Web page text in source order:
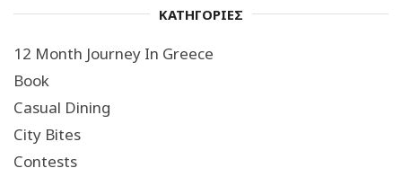
ΚΑΤΗΓΟΡΙΕΣ
12 Month Journey In Greece
Book
Casual Dining
City Bites
Contests